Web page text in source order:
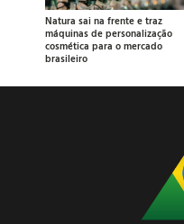
Natura sai na frente e traz
máquinas de personalização
cosmética para o mercado
brasileiro